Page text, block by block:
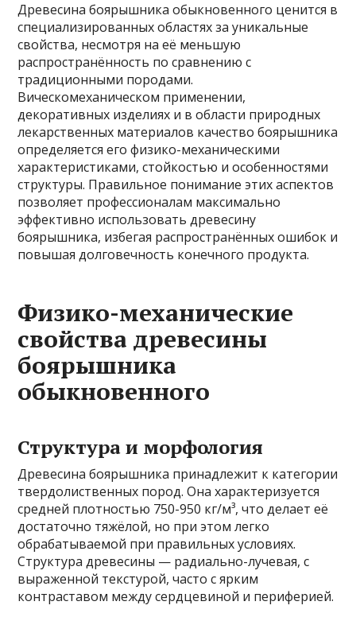
Древесина боярышника обыкновенного ценится в
специализированных областях за уникальные
свойства, несмотря на её меньшую
распространённость по сравнению с
традиционными породами.
Вическомеханическом применении,
декоративных изделиях и в области природных
лекарственных материалов качество боярышника
определяется его физико-механическими
характеристиками, стойкостью и особенностями
структуры. Правильное понимание этих аспектов
позволяет профессионалам максимально
эффективно использовать древесину
боярышника, избегая распространённых ошибок и
повышая долговечность конечного продукта.
Физико-механические
свойства древесины
боярышника
обыкновенного
Структура и морфология
Древесина боярышника принадлежит к категории
твердолиственных пород. Она характеризуется
средней плотностью 750-950 кг/м³, что делает её
достаточно тяжёлой, но при этом легко
обрабатываемой при правильных условиях.
Структура древесины — радиально-лучевая, с
выраженной текстурой, часто с ярким
контраставом между сердцевиной и периферией.